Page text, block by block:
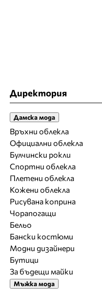
Директория
Дамска мода
Връхни облекла
Официални облекла
Булчински рокли
Спортни облекла
Плетени облекла
Кожени облекла
Рисувана коприна
Чорапогащи
Бельо
Бански костюми
Модни дизайнери
Бутици
За бъдещи майки
Мъжка мода